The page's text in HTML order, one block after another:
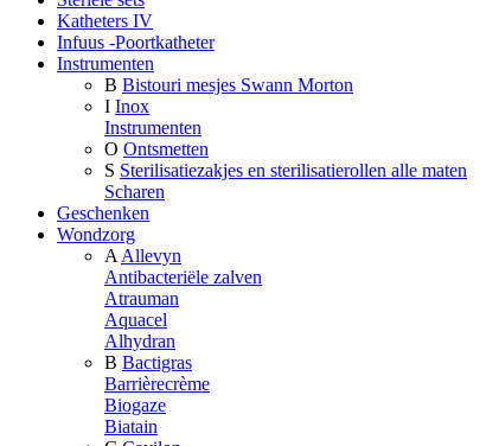
Katheters IV
Infuus -Poortkatheter
Instrumenten
B Bistouri mesjes Swann Morton
I Inox
Instrumenten
O Ontsmetten
S Sterilisatiezakjes en sterilisatierollen alle maten
Scharen
Geschenken
Wondzorg
A Allevyn
Antibacteriële zalven
Atrauman
Aquacel
Alhydran
B Bactigras
Barrièrecrème
Biogaze
Biatain